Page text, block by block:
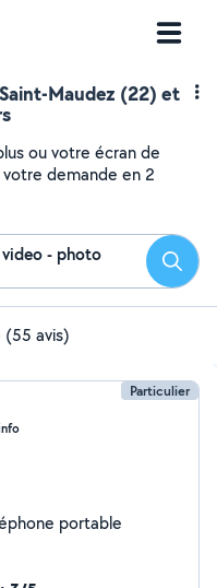
Maudez (22) et
ou votre écran de
demande en 2
- photo
(55 avis)
Particulier
portable